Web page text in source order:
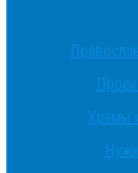
Храмы